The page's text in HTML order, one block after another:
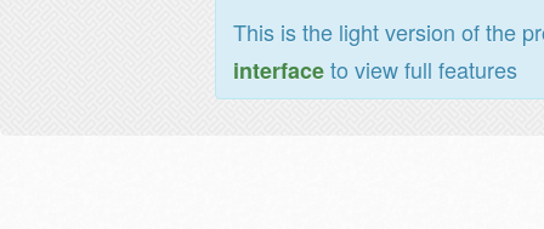
This is the light version of the
interfaceto view full features